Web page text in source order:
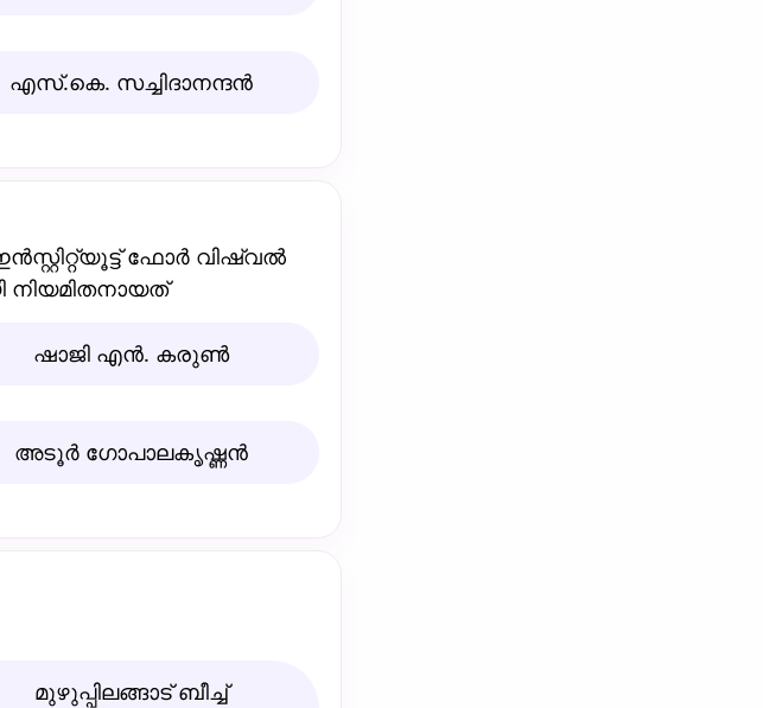
എസ്‌.കെ. സച്ചിദാനന്ദന്‍
ഫോര്‍ വിഷ്വല്‍
ഷാജി എന്‍. കരുണ്‍
അടൂര്‍ ഗോപാലകൃഷ്ണന്‍
മുഴുപ്പിലങ്ങാട്‌ ബീച്ച്‌